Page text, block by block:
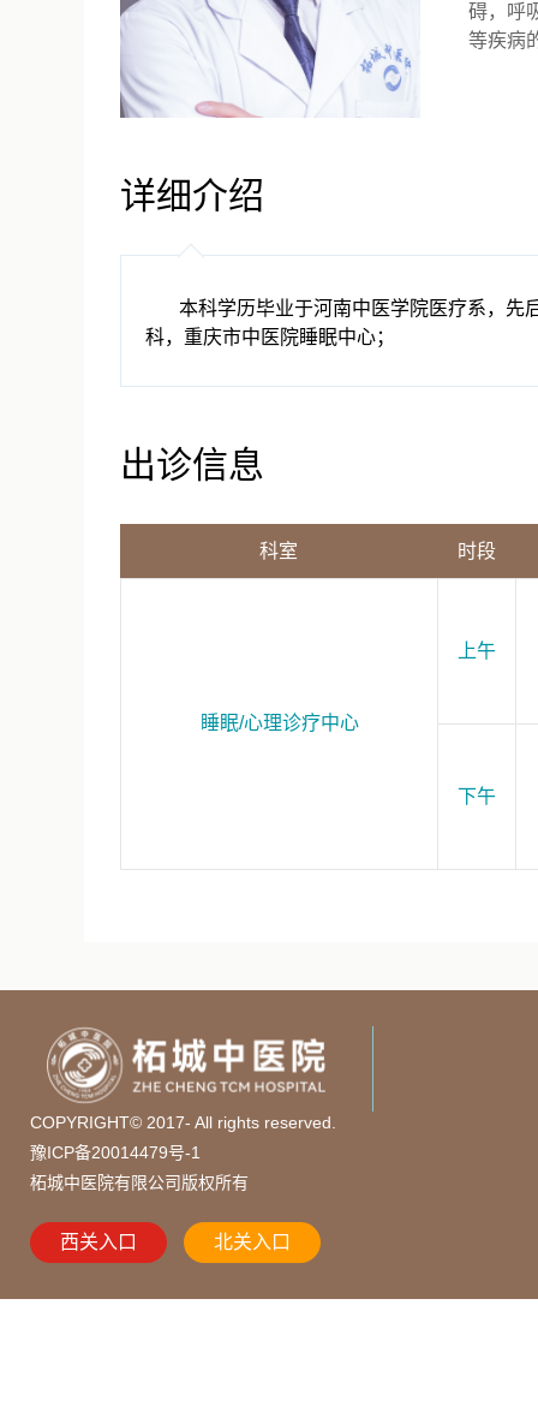
碍，呼
等疾病
详细介绍
本科学历毕业于河南中医学院医疗系，先
科，重庆市中医院睡眠中心；
出诊信息
科室 时段
睡眠/心理诊疗中心
上午
下午
COPYRIGHT© 2017- All rights reserved.
豫ICP备20014479号-1
柘城中医院有限公司版权所有
西关入口 北关入口